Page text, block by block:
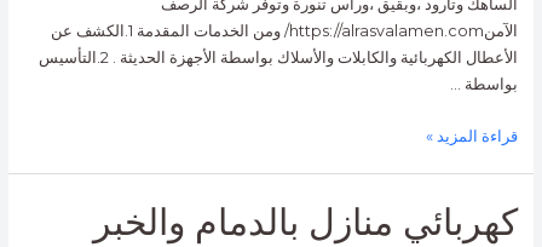
الساهك وتارود ،وبقيق ،وراس تنورة وتوفر شركة الرصف
الآمنhttps://alrasvalamen.com/ ومن الخدمات المقدمة 1.الكشف عن
الأعطال الكهربائية والكابلات والأسلاك بواسطة الأجهزة الحديثة . 2.التأسيس
بواسطة …
قراءة المزيد »
كهربائي منازل بالدمام والخبر
كهربائي
منازل